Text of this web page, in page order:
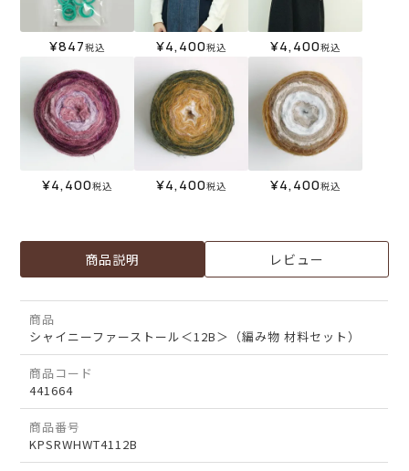
¥847税込 ¥4,400税込 ¥4,400税込
¥4,400税込 ¥4,400税込 ¥4,400税込
商品説明 レビュー
商品
シャイニーファーストール＜12B＞（編み物 材料セット）
商品コード
441664
商品番号
KPSRWHWT4112B